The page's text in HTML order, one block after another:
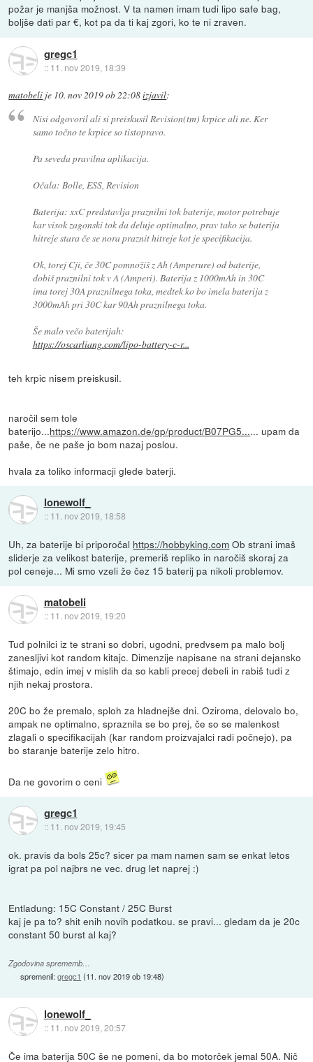
požar je manjša možnost. V ta namen imam tudi lipo safe bag,
boljše dati par €, kot pa da ti kaj zgori, ko te ni zraven.
gregc1
:: 11. nov 2019, 18:39
matobeli je 10. nov 2019 ob 22:08izjavil:
Nisi odgovoril ali si preiskusil Revision(tm) krpice ali ne. Ker
samo točno te krpice so tistopravo.
Pa seveda pravilna aplikacija.
Očala: Bolle, ESS, Revision
Baterija: xxC predstavlja praznilni tok baterije, motor potrebuje
kar visok zagonski tok da deluje optimalno, prav tako se baterija
hitreje stara če se nora praznit hitreje kot je specifikacija.
Ok, torej Cji, če 30C pomnožiš z Ah (Amperure) od baterije,
dobiš praznilni tok v A (Amperi). Baterija z 1000mAh in 30C
ima torej 30A praznilnega toka, medtek ko bo imela baterija z
3000mAh pri 30C kar 90Ah praznilnega toka.
Še malo večo baterijah:
https://oscarliang.com/lipo-battery-c-r...
teh krpic nisem preiskusil.
naročil sem tole
baterijo...https://www.amazon.de/gp/product/B07PG5...... upam da
paše, če ne paše jo bom nazaj poslou.
hvala za toliko informacji glede baterji.
lonewolf_
:: 11. nov 2019, 18:58
Uh, za baterije bi priporočal https://hobbyking.com Ob strani imaš
sliderje za velikost baterije, premeriš repliko in naročiš skoraj za
pol ceneje... Mi smo vzeli že čez 15 baterij pa nikoli problemov.
matobeli
:: 11. nov 2019, 19:20
Tud polnilci iz te strani so dobri, ugodni, predvsem pa malo bolj
zanesljivi kot random kitajc. Dimenzije napisane na strani dejansko
štimajo, edin imej v mislih da so kabli precej debeli in rabiš tudi z
njih nekaj prostora.
20C bo že premalo, sploh za hladnejše dni. Oziroma, delovalo bo,
ampak ne optimalno, spraznila se bo prej, če so se malenkost
zlagali o specifikacijah (kar random proizvajalci radi počnejo), pa
bo staranje baterije zelo hitro.
Da ne govorim o ceni
gregc1
:: 11. nov 2019, 19:45
ok. pravis da bols 25c? sicer pa mam namen sam se enkat letos
igrat pa pol najbrs ne vec. drug let naprej :)
Entladung: 15C Constant / 25C Burst
kaj je pa to? shit enih novih podatkou. se pravi... gledam da je 20c
constant 50 burst al kaj?
Zgodovina sprememb…
spremenil:gregc1 (11. nov 2019 ob 19:48)
lonewolf_
:: 11. nov 2019, 20:57
Če ima baterija 50C še ne pomeni, da bo motorček jemal 50A. Nič